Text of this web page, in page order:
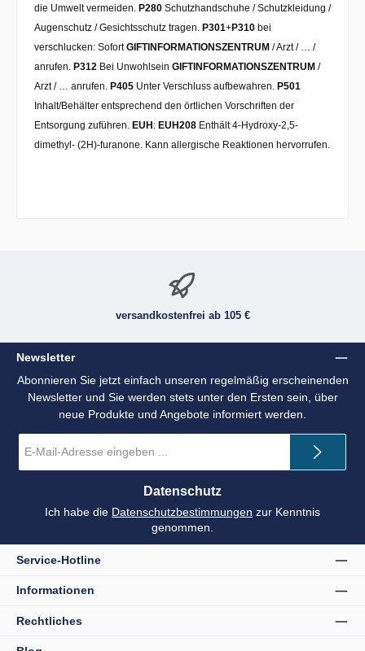
die Umwelt vermeiden. P280 Schutzhandschuhe / Schutzkleidung /
Augenschutz / Gesichtsschutz tragen. P301+P310 bei
verschlucken: SofortGIFTINFORMATIONSZENTRUM / Arzt / … /
anrufen. P312 Bei Unwohlsein GIFTINFORMATIONSZENTRUM /
Arzt / … anrufen. P405 Unter Verschluss aufbewahren. P501
Inhalt/Behälter entsprechend den örtlichen Vorschriften der
Entsorgung zuführen. EUH : EUH208 Enthält 4-Hydroxy-2,5-
dimethyl- (2H)-furanone. Kann allergische Reaktionen hervorrufen.
versandkostenfrei ab 105 €
Newsletter
Abonnieren Sie jetzt einfach unseren regelmäßig erscheinenden
Newsletter und Sie werden stets unter den Ersten sein, über
neue Produkte und Angebote informiert werden.
Mail-
*
Datenschutz
Ich habe die Datenschutzbestimmungen zur Kenntnis
genommen.
Service-Hotline
Informationen
Rechtliches